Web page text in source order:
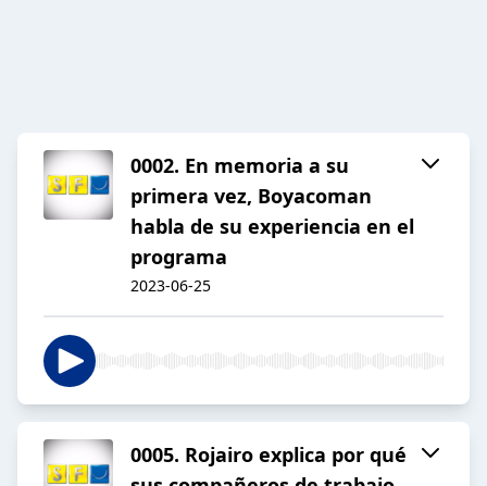
0002. En memoria a su
primera vez, Boyacoman
habla de su experiencia en el
programa
2023-06-25
0005. Rojairo explica por qué